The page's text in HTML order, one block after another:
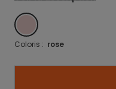
ROSE
Coloris : rose